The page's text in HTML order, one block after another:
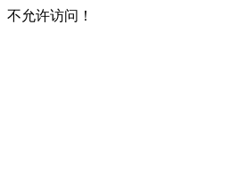
不允许访问！